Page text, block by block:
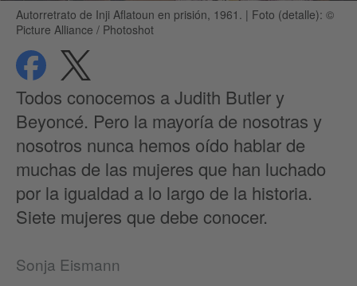
Autorretrato de Inji Aflatoun en prisión, 1961. | Foto (detalle): ©
Picture Alliance / Photoshot
compartircompartir
Todos conocemos a Judith Butler y
Beyoncé. Pero la mayoría de nosotras y
nosotros nunca hemos oído hablar de
muchas de las mujeres que han luchado
por la igualdad a lo largo de la historia.
Siete mujeres que debe conocer.
Sonja Eismann